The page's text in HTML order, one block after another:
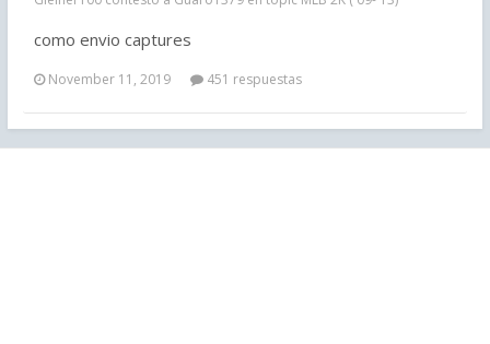
como envio captures
November 11, 2019 451 respuestas